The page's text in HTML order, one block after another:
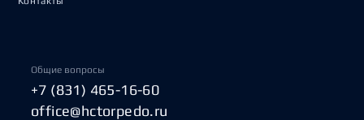
Общие вопросы
+7 (831) 465-16-60
office@hctorpedo.ru